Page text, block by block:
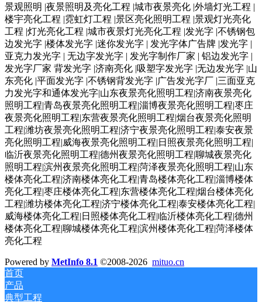
景观照明 |夜景照明及亮化工程 |城市夜景亮化 |外墙灯光工程 |
楼宇亮化工程 |霓虹灯工程 |景区亮化照明工程 |景观灯光亮化
工程 |灯光亮化工程 |城市夜景灯光亮化工程 |发光字 |不锈钢包
边发光字 |楼体发光字 |迷你发光字 | 发光字体广告牌 |发光字 |
亚克力发光字 | 无边字发光字 | 发光字制作厂家 | 铝边发光字 |
发光字厂家 背发光字 |济南亮化 |吸塑字发光字 |无边发光字 |山
东亮化 |平面发光字 |不锈钢背发光字 |广告发光字厂 |三面亚克
力发光字和通体发光字|山东夜景亮化照明工程|济南夜景亮化
照明工程|青岛夜景亮化照明工程|淄博夜景亮化照明工程|枣庄
夜景亮化照明工程|东营夜景亮化照明工程|烟台夜景亮化照明
工程|潍坊夜景亮化照明工程|济宁夜景亮化照明工程|泰安夜景
亮化照明工程|威海夜景亮化照明工程|日照夜景亮化照明工程|
临沂夜景亮化照明工程|德州夜景亮化照明工程|聊城夜景亮化
照明工程|滨州夜景亮化照明工程|菏泽夜景亮化照明工程|山东
楼体亮化工程|济南楼体亮化工程|青岛楼体亮化工程|淄博楼体
亮化工程|枣庄楼体亮化工程|东营楼体亮化工程|烟台楼体亮化
工程|潍坊楼体亮化工程|济宁楼体亮化工程|泰安楼体亮化工程|
威海楼体亮化工程|日照楼体亮化工程|临沂楼体亮化工程|德州
楼体亮化工程|聊城楼体亮化工程|滨州楼体亮化工程|菏泽楼体
亮化工程
Powered by MetInfo 8.1 ©2008-2026 mituo.cn
首页
产品
典型工程